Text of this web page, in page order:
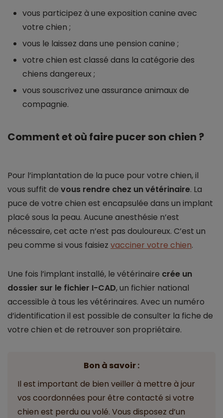
vous participez à une exposition canine avec
votre chien ;
vous le laissez dans une pension canine ;
votre chien est classé dans la catégorie des
chiens dangereux ;
vous souscrivez une assurance animaux de
compagnie.
Comment et où faire pucer son chien ?
Pour l’implantation de la puce pour votre chien, il
vous suffit de vous rendre chez un vétérinaire. La
puce de votre chien est encapsulée dans un implant
placé sous la peau. Aucune anesthésie n’est
nécessaire, cet acte n’est pas douloureux. C’est un
peu comme si vous faisiez vacciner votre chien.
Une fois l’implant installé, le vétérinaire crée un
dossier sur le fichier I-CAD, un fichier national
accessible à tous les vétérinaires. Avec un numéro
d’identification il est possible de consulter la fiche de
votre chien et de retrouver son propriétaire.
Bon à savoir :
Il est important de bien veiller à mettre à jour
vos coordonnées pour être contacté si votre
chien est perdu ou volé. Vous disposez d’un